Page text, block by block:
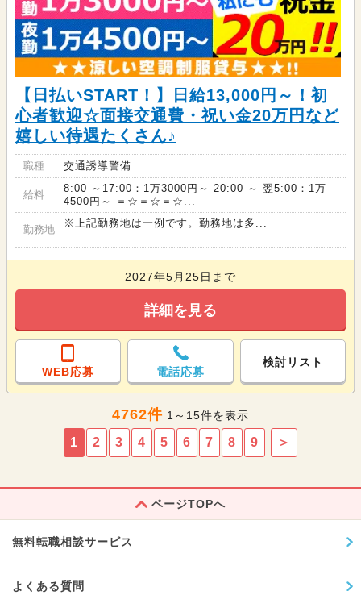
【日払いSTART！】日給13,000円～！初
心者歓迎☆面接交通費・祝い金20万円など
嬉しい待遇たくさん♪
職種 交通誘導警備
給料
8:00 ～17:00：1万3000円～ 20:00 ～ 翌5:00：1万
4500円～ ＝☆＝☆＝☆...
勤務地
※上記勤務地は一例です。勤務地は多...
2027年5月25日まで
詳細を見る
WEB応募 電話応募
検討リスト
4762件 1～15件を表示
1 2 3 4 5 6 7 8 9 ＞
ページTOPへ
無料転職相談サービス
よくある質問